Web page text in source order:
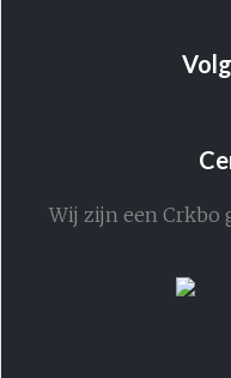
Wij zijn een Crkbo